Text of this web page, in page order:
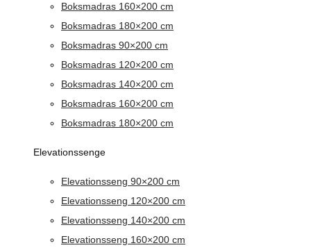
Boksmadras 160×200 cm
Boksmadras 180×200 cm
Boksmadras 90×200 cm
Boksmadras 120×200 cm
Boksmadras 140×200 cm
Boksmadras 160×200 cm
Boksmadras 180×200 cm
Elevationssenge
Elevationsseng 90×200 cm
Elevationsseng 120×200 cm
Elevationsseng 140×200 cm
Elevationsseng 160×200 cm